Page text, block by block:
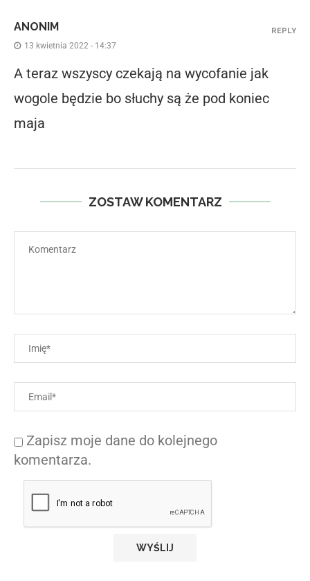
ANONIM
13 kwietnia 2022 - 14:37
A teraz wszyscy czekają na wycofanie jak
wogole będzie bo słuchy są że pod koniec
maja
REPLY
ZOSTAW KOMENTARZ
Zapisz moje dane do kolejnego
komentarza.